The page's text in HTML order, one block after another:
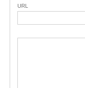
URL